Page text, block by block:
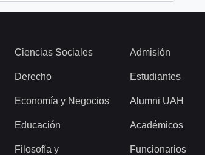
Ciencias Sociales
Derecho
Economía y Negocios
Educación
Filosofía y
Admisión
Estudiantes
Alumni UAH
Académicos
Funcionarios